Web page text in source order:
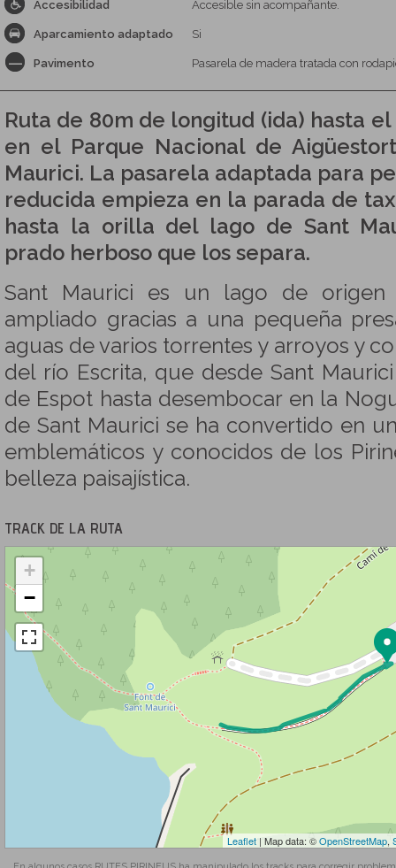
Accesibilidad Accesible sin acompañante.
Aparcamiento adaptado Si
Pavimento Pasarela de madera tratada con
Ruta de 80m de longitud (ida) hasta
en el Parque Nacional de
Maurici. La pasarela adaptada para
reducida empieza en la parada de
hasta la orilla del lago de Sant
prado herboso que los separa.
Sant Maurici es un lago de
ampliado gracias a una pequeña
aguas de varios torrentes y arroyos y
del río Escrita, que desde Sant
de Espot hasta desembocar en la
de Sant Maurici se ha convertido en
emblemáticos y conocidos de los
belleza paisajística.
TRACK DE LA RUTA
+
−
Leaflet | Map data: ©OpenStreetMap,